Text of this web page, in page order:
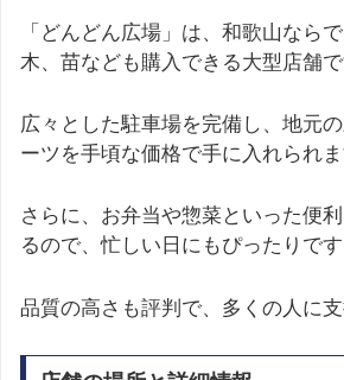
「どんどん広場」は、和歌山なら
木、苗なども購入できる大型店舗で
広々とした駐車場を完備し、地元
ーツを手頃な価格で手に入れられま
さらに、お弁当や惣菜といった便
るので、忙しい日にもぴったりです
品質の高さも評判で、多くの人に支